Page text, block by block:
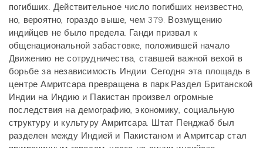
погибших. Действительное число погибших неизвестно,
но, вероятно, гораздо выше, чем 379. Возмущению
индийцев не было предела. Ганди призвал к
общенациональной забастовке, положившей начало
Движению не сотрудничества, ставшей важной вехой в
борьбе за независимость Индии. Сегодня эта площадь в
центре Амритсара превращена в парк.Раздел Британской
Индии на Индию и Пакистан произвел огромные
последствия на демографию, экономику, социальную
структуру и культуру Амритсара. Штат Пенджаб был
разделен между Индией и Пакистаном и Амритсар стал